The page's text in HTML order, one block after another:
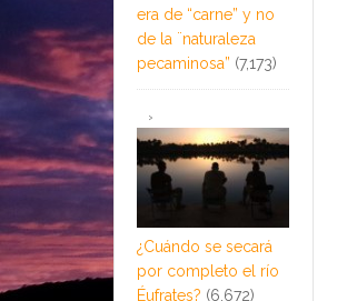
era de “carne” y no
de la ¨naturaleza
pecaminosa” (7,173)
¿Cuándo se secará
por completo el río
Éufrates? (6,672)